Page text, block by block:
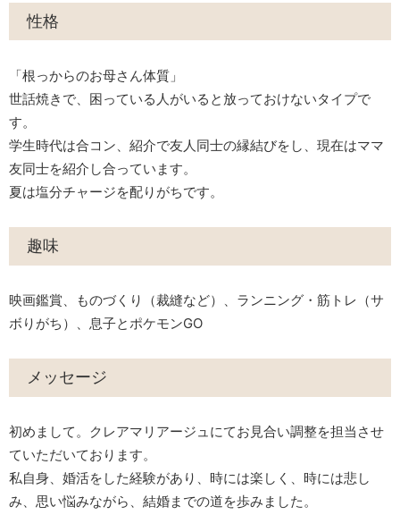
性格
「根っからのお母さん体質」
世話焼きで、困っている人がいると放っておけないタイプで
す。
学生時代は合コン、紹介で友人同士の縁結びをし、現在はママ
友同士を紹介し合っています。
夏は塩分チャージを配りがちです。
趣味
映画鑑賞、ものづくり（裁縫など）、ランニング・筋トレ（サ
ボりがち）、息子とポケモンGO
メッセージ
初めまして。クレアマリアージュにてお見合い調整を担当させ
ていただいております。
私自身、婚活をした経験があり、時には楽しく、時には悲し
み、思い悩みながら、結婚までの道を歩みました。